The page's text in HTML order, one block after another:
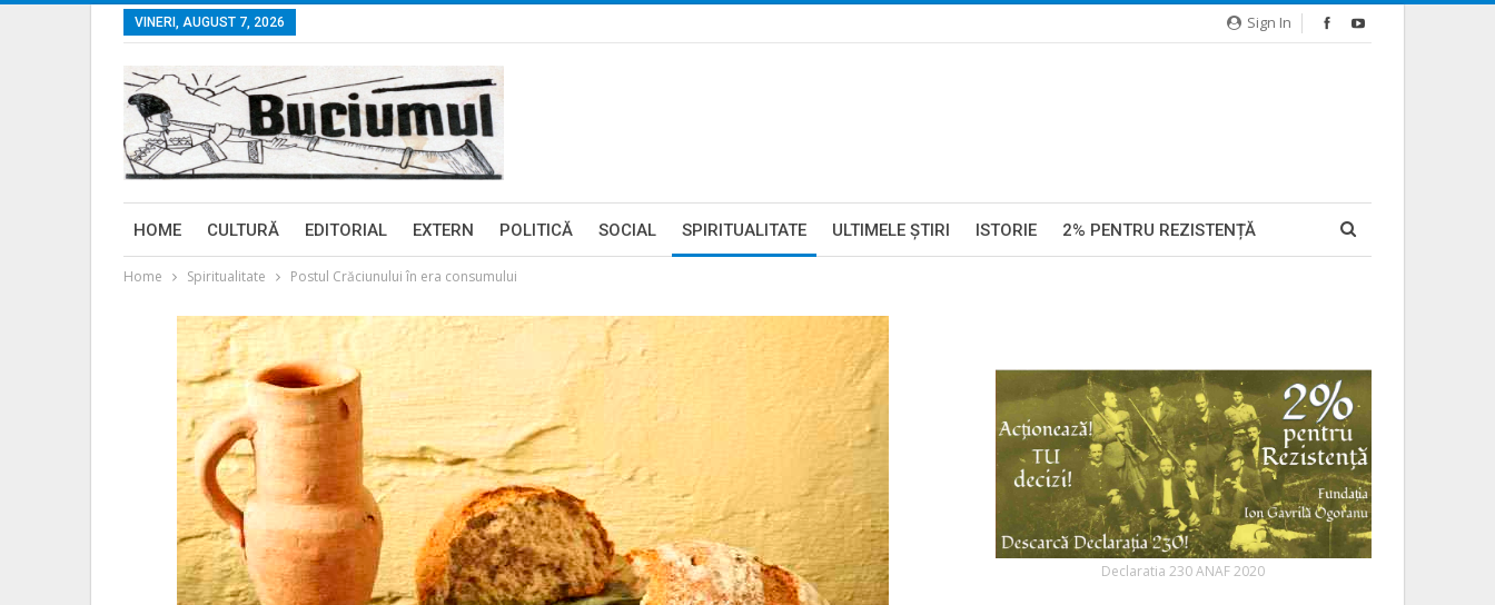
Sign In
VINERI, AUGUST 7, 2026
HOME CULTURĂ EDITORIAL EXTERN POLITICĂ SOCIAL SPIRITUALITATE ULTIMELE ŞTIRI ISTORIE 2% PENTRU REZISTENȚĂ
Home Spiritualitate Postul Crăciunului în era consumului
Declaratia 230 ANAF 2020